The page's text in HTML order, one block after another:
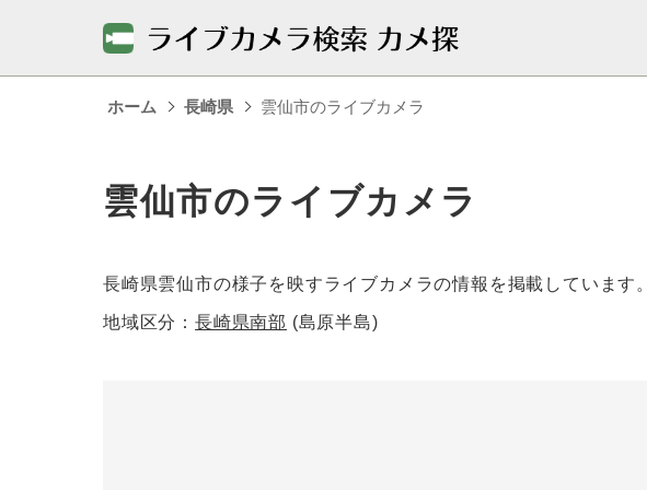
ホーム 長崎県 雲仙市のライブカメラ
雲仙市のライブカメラ
長崎県雲仙市の様子を映すライブカメラの情報を掲載しています。
地域区分：長崎県南部 (島原半島)